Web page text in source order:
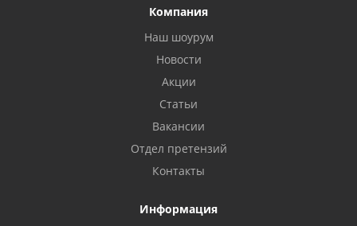
Компания
Наш шоурум
Новости
Акции
Статьи
Вакансии
Отдел претензий
Контакты
Информация